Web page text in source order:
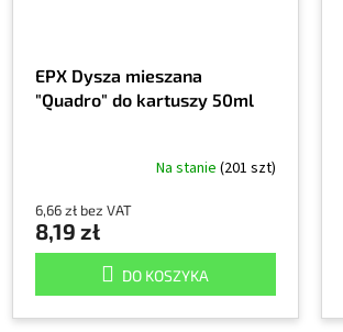
EPX Dysza mieszana
"Quadro" do kartuszy 50ml
Na stanie (201 szt)
6,66 zł bez VAT
8,19 zł
DO KOSZYKA